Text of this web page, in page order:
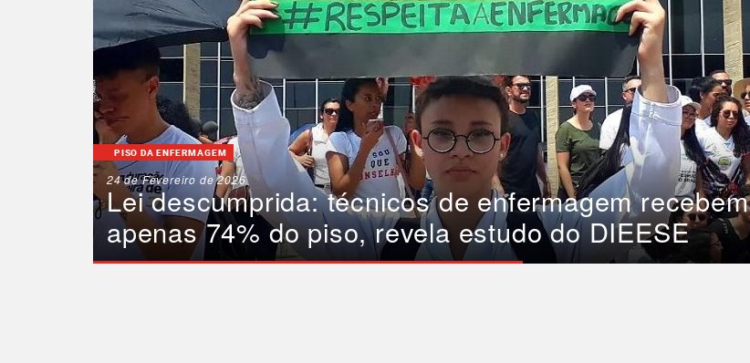
Lei descumprida: técnicos de enfermagem recebem
apenas 74% do piso, revela estudo do DIEESE
PISO DA ENFERMAGEM
24 de Fevereiro de 2026